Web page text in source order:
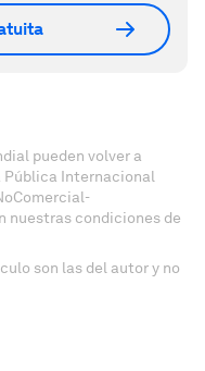
pueden volver a
Pública Internacional
nuestras condiciones de
son las del autor y no